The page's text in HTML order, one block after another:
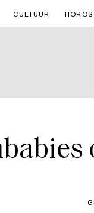
CULTUUR